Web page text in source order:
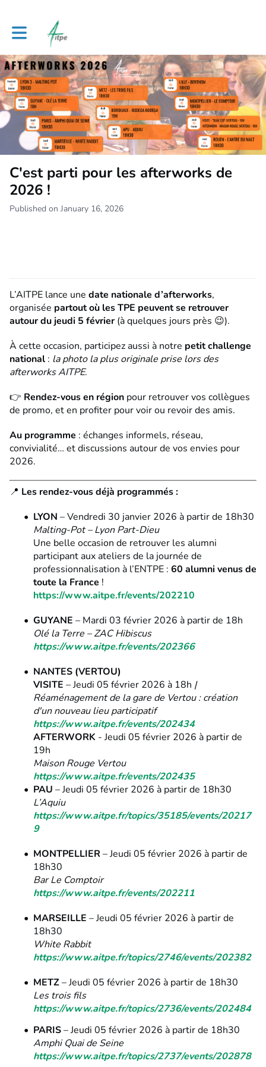
Toggle main navigation
C'est parti pour les afterworks de
2026 !
Published on January 16, 2026
L’AITPE lance une date nationale d’afterworks,
organisée partout où les TPE peuvent se retrouver
autour du jeudi 5 février(à quelques jours près 😉).
À cette occasion, participez aussi à notre petit challenge
national : la photo la plus originale prise lors des
afterworks AITPE.
👉 Rendez-vous en région pour retrouver vos collègues
de promo, et en profiter pour voir ou revoir des amis.
Au programme : échanges informels, réseau,
convivialité… et discussions autour de vos envies pour
2026.
📍 Les rendez-vous déjà programmés :
LYON – Vendredi 30 janvier 2026 à partir de 18h30
Malting-Pot – Lyon Part-Dieu
Une belle occasion de retrouver les alumni
participant aux ateliers de la journée de
professionnalisation à l’ENTPE : 60 alumni venus de
toute la France !
https://www.aitpe.fr/events/202210
GUYANE – Mardi 03 février 2026 à partir de 18h
Olé la Terre – ZAC Hibiscus
https://www.aitpe.fr/events/202366
NANTES (VERTOU)
VISITE – Jeudi 05 février 2026 à 18h |
Réaménagement de la gare de Vertou : création
d'un nouveau lieu participatif
https://www.aitpe.fr/events/202434
AFTERWORK - Jeudi 05 février 2026 à partir de
19h
Maison Rouge Vertou
https://www.aitpe.fr/events/202435
PAU – Jeudi 05 février 2026 à partir de 18h30
L’Aquiu
https://www.aitpe.fr/topics/35185/events/20217
9
MONTPELLIER – Jeudi 05 février 2026 à partir de
18h30
Bar Le Comptoir
https://www.aitpe.fr/events/202211
MARSEILLE – Jeudi 05 février 2026 à partir de
18h30
White Rabbit
https://www.aitpe.fr/topics/2746/events/202382
METZ– Jeudi 05 février 2026 à partir de 18h30
Les trois fils
https://www.aitpe.fr/topics/2736/events/202484
PARIS– Jeudi 05 février 2026 à partir de 18h30
Amphi Quai de Seine
https://www.aitpe.fr/topics/2737/events/202878